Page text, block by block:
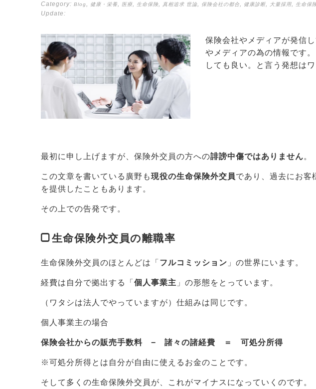
Category: Blog, 健康・栄養, 医療, 生命保険, 真相追求 世論, 保険会社の都合, 健康診断, 大量採用, 生命保
Update:
保険会社やメディアが発信
やメディアの為の情報です
しても良い。と言う発想は
最初に申し上げますが、保険外交員の方への誹謗中傷ではありません。
この文章を書いている廣野も現役の生命保険外交員であり、過去にお客
を提供したこともあります。
その上での告発です。
生命保険外交員の離職率
生命保険外交員のほとんどは「 フルコミッション 」の世界にいます。
経費は自分で拠出する「 個人事業主 」の形態をとっています。
（ワタシは法人でやっていますが）仕組みは同じです。
個人事業主の場合
保険会社からの販売手数料 − 諸々の諸経費 ＝ 可処分所得
※可処分所得とは自分が自由に使えるお金のことです。
そして多くの生命保険外交員が、これがマイナスになっていくのです。